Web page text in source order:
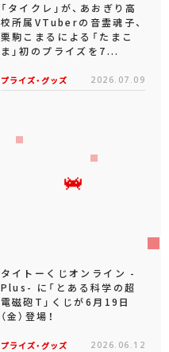
「タイクレ」が、あおぎり高
校所属VTuberの音霊魂子、
栗駒こまるによる「たまこ
ま」初のプライズを7...
プライズ・グッズ 2026.07.09
タイトーくじオンライン -
Plus- に「とある科学の超
電磁砲T」くじが6月19日
（金）登場！
プライズ・グッズ 2026.06.12